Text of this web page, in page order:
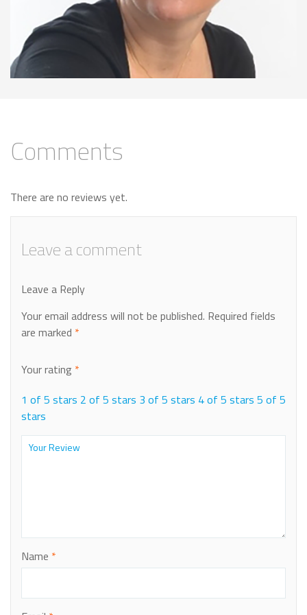
Comments
There are no reviews yet.
Leave a comment
Leave a Reply
Your email address will not be published. Required fields
are marked *
Your rating *
1 of 5 stars 2 of 5 stars 3 of 5 stars 4 of 5 stars 5 of 5
stars
Name *